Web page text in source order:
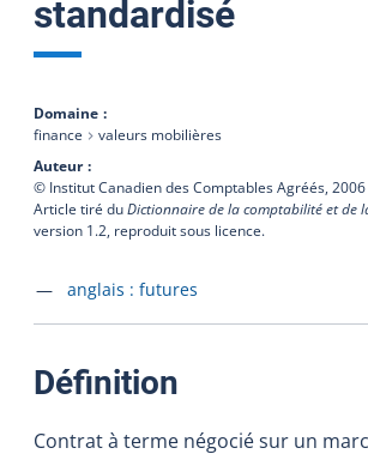
standardisé
Domaine
finance
valeurs mobilières
Auteur
© Institut Canadien des Comptables Agréés, 2006
Article tiré duDictionnaire de la comptabilité et de
version 1.2, reproduit sous licence.
Accéder à la fiche en
anglais : futures
Définition
Contrat à terme négocié sur un